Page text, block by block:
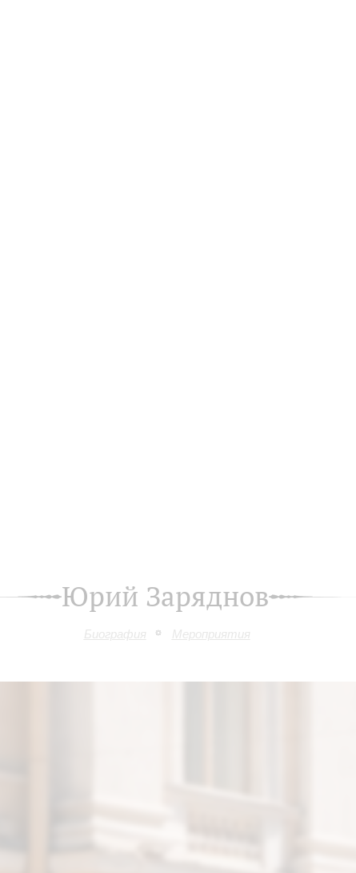
Юрий Заряднов
Биография Мероприятия